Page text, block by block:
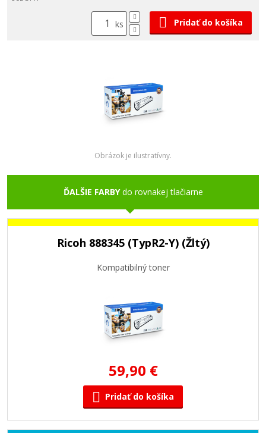
ks Pridať do košíka
Obrázok je ilustratívny.
ĎALŠIE FARBYdo rovnakej tlačiarne
Ricoh 888345 (TypR2-Y) (Žltý)
Kompatibilný toner
59,90 €
Pridať do košíka